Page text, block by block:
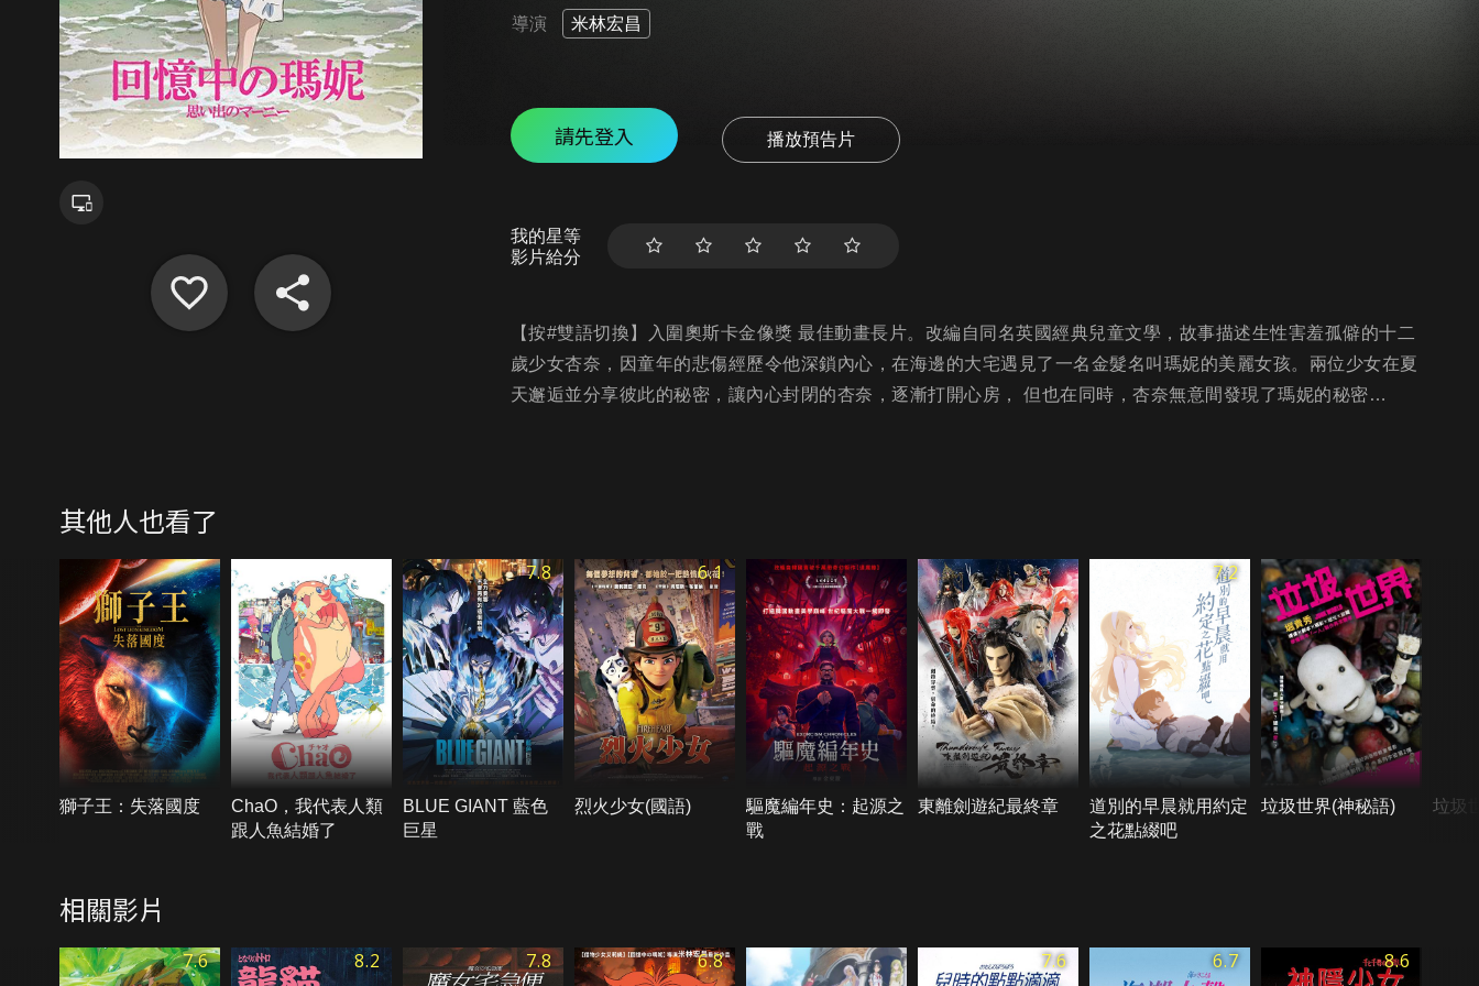
導演 米林宏昌
請先登入 播放預告片
我的星等
影片給分
【按#雙語切換】入圍奧斯卡金像獎 最佳動畫長片。改編自同名英國經典兒童文學，故事描述生性害羞孤僻的十二
歲少女杏奈，因童年的悲傷經歷令他深鎖內心，在海邊的大宅遇見了一名金髮名叫瑪妮的美麗女孩。兩位少女在夏
天邂逅並分享彼此的秘密，讓內心封閉的杏奈，逐漸打開心房， 但也在同時，杏奈無意間發現了瑪妮的秘密…
其他人也看了
獅子王：失落國度
ChaO，我代表人類
跟人魚結婚了
7.8
BLUE GIANT 藍色
巨星
6.1
烈火少女(國語)
驅魔編年史：起源之
戰
東離劍遊紀最終章
7.2
道別的早晨就用約定
之花點綴吧
垃圾世界(神秘語) 垃圾
相關影片
7.6 8.2 7.8 6.8 7.6 6.7 8.6